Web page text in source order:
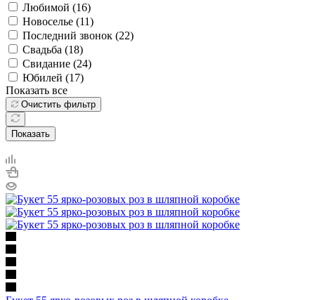
Любимой (16)
Новоселье (11)
Последний звонок (22)
Свадьба (18)
Свидание (24)
Юбилей (17)
Показать все
Очистить фильтр
Показать